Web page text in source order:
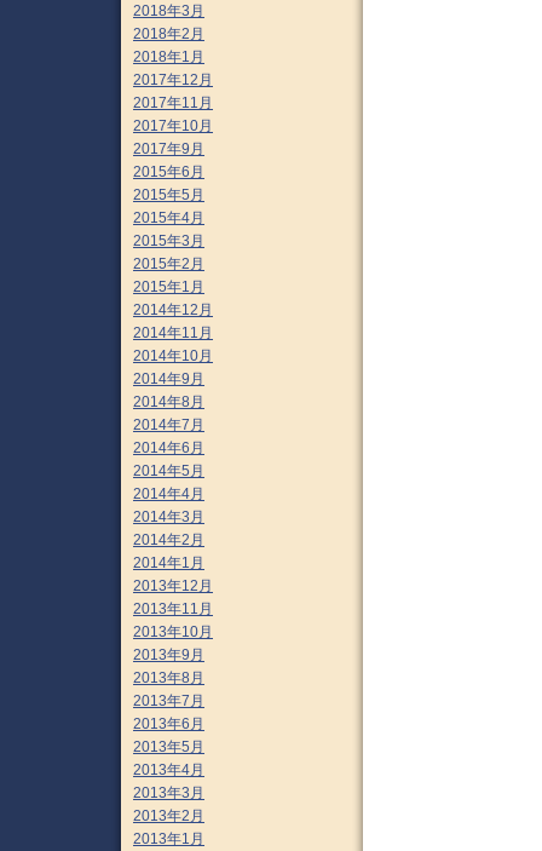
2018年3月
2018年2月
2018年1月
2017年12月
2017年11月
2017年10月
2017年9月
2015年6月
2015年5月
2015年4月
2015年3月
2015年2月
2015年1月
2014年12月
2014年11月
2014年10月
2014年9月
2014年8月
2014年7月
2014年6月
2014年5月
2014年4月
2014年3月
2014年2月
2014年1月
2013年12月
2013年11月
2013年10月
2013年9月
2013年8月
2013年7月
2013年6月
2013年5月
2013年4月
2013年3月
2013年2月
2013年1月